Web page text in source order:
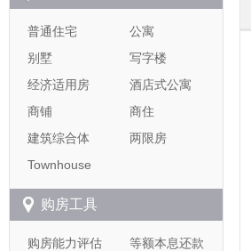
普通住宅
公寓
别墅
写字楼
经济适用房
酒店式公寓
商铺
商住
建筑综合体
两限房
Townhouse
购房工具
购房能力评估
等额本息还款